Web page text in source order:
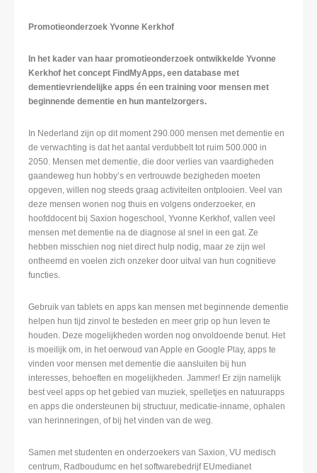
Promotieonderzoek Yvonne Kerkhof
In het kader van haar promotieonderzoek ontwikkelde Yvonne
Kerkhof het concept FindMyApps, een database met
dementievriendelijke apps én een training voor mensen met
beginnende dementie en hun mantelzorgers.
In Nederland zijn op dit moment 290.000 mensen met dementie en
de verwachting is dat het aantal verdubbelt tot ruim 500.000 in
2050. Mensen met dementie, die door verlies van vaardigheden
gaandeweg hun hobby’s en vertrouwde bezigheden moeten
opgeven, willen nog steeds graag activiteiten ontplooien. Veel van
deze mensen wonen nog thuis en volgens onderzoeker, en
hoofddocent bij Saxion hogeschool, Yvonne Kerkhof, vallen veel
mensen met dementie na de diagnose al snel in een gat. Ze
hebben misschien nog niet direct hulp nodig, maar ze zijn wel
ontheemd en voelen zich onzeker door uitval van hun cognitieve
functies.
Gebruik van tablets en apps kan mensen met beginnende dementie
helpen hun tijd zinvol te besteden en meer grip op hun leven te
houden. Deze mogelijkheden worden nog onvoldoende benut. Het
is moeilijk om, in het oerwoud van Apple en Google Play, apps te
vinden voor mensen met dementie die aansluiten bij hun
interesses, behoeften en mogelijkheden. Jammer! Er zijn namelijk
best veel apps op het gebied van muziek, spelletjes en natuurapps
en apps die ondersteunen bij structuur, medicatie-inname, ophalen
van herinneringen, of bij het vinden van de weg.
Samen met studenten en onderzoekers van Saxion, VU medisch
centrum, Radboudumc en het softwarebedrijf EUmedianet